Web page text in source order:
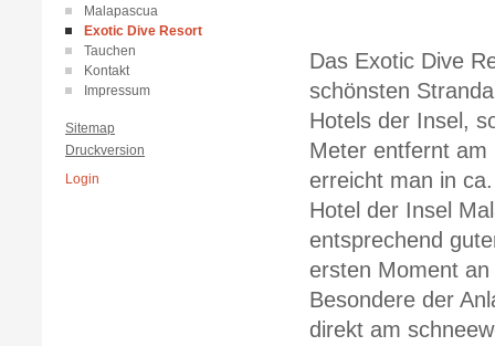
Malapascua
Exotic Dive Resort
Tauchen
Kontakt
Impressum
Sitemap
Druckversion
Login
Das Exotic Dive
schönsten
Hotels der Insel,
Meter entfernt am
erreicht man in
Hotel der Insel
entsprechend
ersten Moment
Besondere der
direkt am